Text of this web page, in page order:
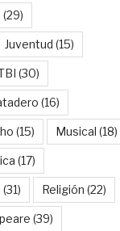
(29)
Juventud (15)
(30)
(16)
(15) Musical (18)
(17)
(31) Religión (22)
(39)